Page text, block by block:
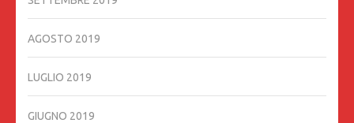
AGOSTO 2019
LUGLIO 2019
GIUGNO 2019